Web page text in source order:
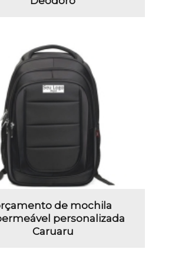
de mochila
personalizada
Caruaru